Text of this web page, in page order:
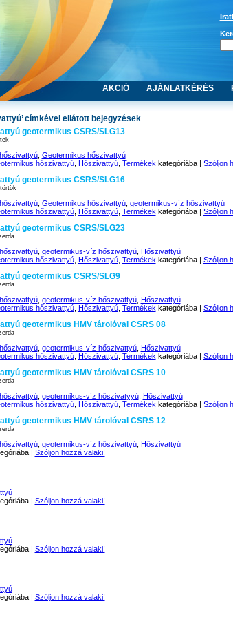
AKCIÓ AJÁNLATKÉRÉS
címkével ellátott bejegyzések
geotermikus CSRS/SLG13
, Geotermikus hőszivattyú
hőszivattyú, Hőszivattyú, Termékek kategóriába | Szóljon
geotermikus CSRS/SLG16
, Geotermikus hőszivattyú, geotermikus-víz hőszivattyú
hőszivattyú, Hőszivattyú, Termékek kategóriába | Szóljon
geotermikus CSRS/SLG23
, geotermikus-víz hőszivattyú, Hőszivattyú
hőszivattyú, Hőszivattyú, Termékek kategóriába | Szóljon
geotermikus CSRS/SLG9
, geotermikus-víz hőszivattyú, Hőszivattyú
hőszivattyú, Hőszivattyú, Termékek kategóriába | Szóljon
geotermikus HMV tárolóval CSRS 08
, geotermikus-víz hőszivattyú, Hőszivattyú
hőszivattyú, Hőszivattyú, Termékek kategóriába | Szóljon
geotermikus HMV tárolóval CSRS 10
, geotermikus-víz hőszivatyyú, Hőszivattyú
hőszivattyú, Hőszivattyú, Termékek kategóriába | Szóljon
geotermikus HMV tárolóval CSRS 12
, geotermikus-víz hőszivattyú, Hőszivattyú
| Szóljon hozzá valaki!
| Szóljon hozzá valaki!
| Szóljon hozzá valaki!
| Szóljon hozzá valaki!